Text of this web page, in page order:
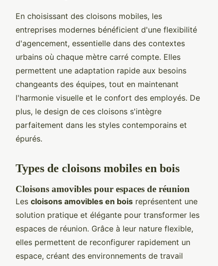
En choisissant des cloisons mobiles, les
entreprises modernes bénéficient d'une flexibilité
d'agencement, essentielle dans des contextes
urbains où chaque mètre carré compte. Elles
permettent une adaptation rapide aux besoins
changeants des équipes, tout en maintenant
l'harmonie visuelle et le confort des employés. De
plus, le design de ces cloisons s'intègre
parfaitement dans les styles contemporains et
épurés.
Types de cloisons mobiles en bois
Cloisons amovibles pour espaces de réunion
Les cloisons amovibles en bois représentent une
solution pratique et élégante pour transformer les
espaces de réunion. Grâce à leur nature flexible,
elles permettent de reconfigurer rapidement un
espace, créant des environnements de travail